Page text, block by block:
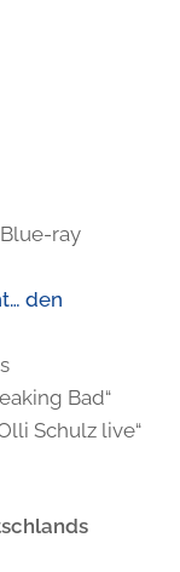
Blue-ray
den
Bad“
Schulz live“